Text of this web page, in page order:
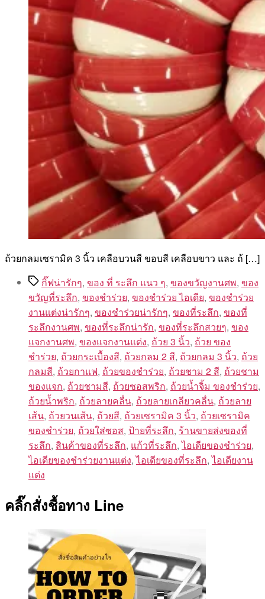
ถ้วยกลมเซรามิค 3 นิ้ว เคลือบวนสี ขอบสี เคลือบขาว และ ถ้ […]
Tagsกิ๊ฟน่ารักๆ, ของ ที่ ระลึก แนว ๆ, ของขวัญงานศพ, ของ
ขวัญที่ระลึก, ของชำร่วย, ของชำร่วย ไอเดีย, ของชำร่วย
งานแต่งน่ารักๆ, ของชำร่วยน่ารักๆ, ของที่ระลึก, ของที่
ระลึกงานศพ, ของที่ระลึกน่ารัก, ของที่ระลึกสวยๆ, ของ
แจกงานศพ, ของแจกงานแต่ง, ถ้วย 3 นิ้ว, ถ้วย ของ
ชำร่วย, ถ้วยกระเบื้องสี, ถ้วยกลม 2 สี, ถ้วยกลม 3 นิ้ว, ถ้วย
กลมสี, ถ้วยกาแฟ, ถ้วยของชำร่วย, ถ้วยชาม 2 สี, ถ้วยชาม
ของแจก, ถ้วยชามสี, ถ้วยซอสพริก, ถ้วยน้ำจิ้ม ของชำร่วย,
ถ้วยน้ำพริก, ถ้วยลายคลื่น, ถ้วยลายเกลียวคลื่น, ถ้วยลาย
เส้น, ถ้วยวนเส้น, ถ้วยสี, ถ้วยเซรามิค 3 นิ้ว, ถ้วยเซรามิค
ของชำร่วย, ถ้วยใส่ซอส, ป้ายที่ระลึก, ร้านขายส่งของที่
ระลึก, สินค้าของที่ระลึก, แก้วที่ระลึก,ไอเดียของชำร่วย,
ไอเดียของชำร่วยงานแต่ง,ไอเดียของที่ระลึก,ไอเดียงาน
แต่ง
คลิ๊กสั่งชื้อทาง Line